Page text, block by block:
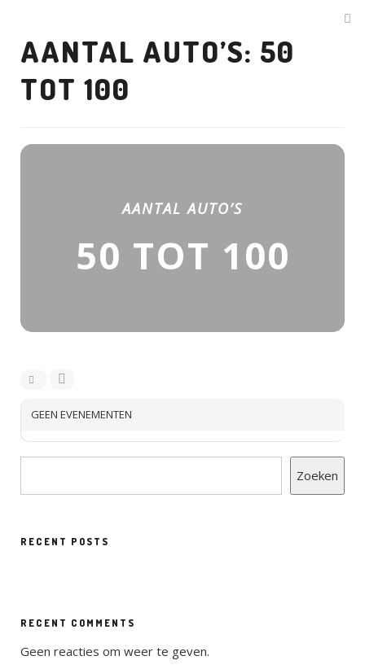
AANTAL AUTO’S: 50
TOT 100
AANTAL AUTO’S
50 TOT 100
GEEN EVENEMENTEN
Zoeken
RECENT POSTS
RECENT COMMENTS
Geen reacties om weer te geven.